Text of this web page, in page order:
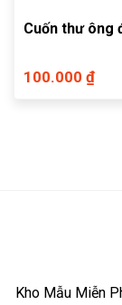
Cuốn thư ông
100.000 ₫
Kho Mẫu Miễn